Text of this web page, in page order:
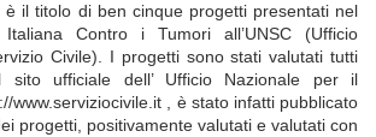
è il titolo di ben cinque progetti presentati nel
Contro i Tumori all’UNSC (Ufficio
Civile). I progetti sono stati valutati tutti
sito ufficiale dell’ Ufficio Nazionale per il
www.serviziocivile.it , è stato infatti pubblicato
progetti, positivamente valutati e valutati con